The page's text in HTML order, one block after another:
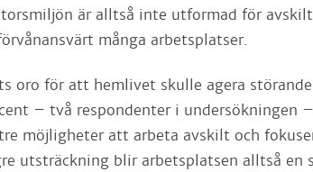
är alltså inte utformad för
många arbetsplatser.
oro för att hemlivet skulle agera
– två respondenter i undersökningen
möjligheter att arbeta avskilt och
utsträckning blir arbetsplatsen alltså en